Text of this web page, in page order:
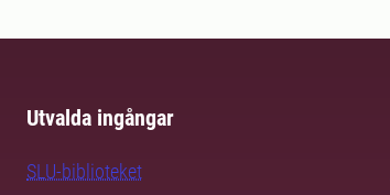
Utvalda ingångar
SLU-biblioteket